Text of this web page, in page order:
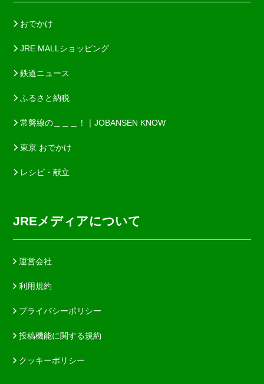
おでかけ
JRE MALLショッピング
鉄道ニュース
ふるさと納税
常磐線の＿＿＿！｜JOBANSEN KNOW
東京 おでかけ
レシピ・献立
JREメディアについて
運営会社
利用規約
プライバシーポリシー
投稿機能に関する規約
クッキーポリシー